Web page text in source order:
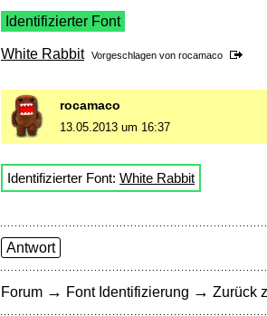
Identifizierter Font
White Rabbit Vorgeschlagen von rocamaco
rocamaco
13.05.2013 um 16:37
Identifizierter Font: White Rabbit
Antwort
Forum → Font Identifizierung → Zurück